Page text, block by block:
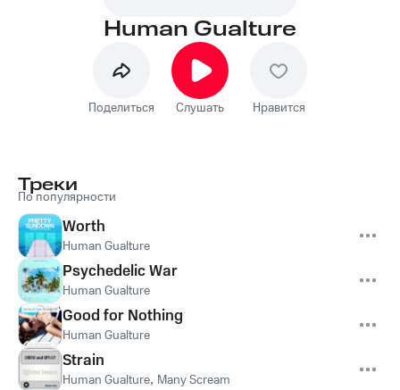
Human Gualture
Поделиться Слушать Нравится
Треки
По популярности
Worth
Human Gualture
Psychedelic War
Human Gualture
Good for Nothing
Human Gualture
Strain
Human Gualture, Many Scream